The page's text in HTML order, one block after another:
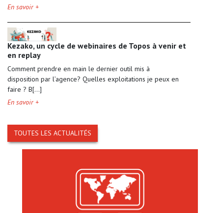
En savoir +
Kezako, un cycle de webinaires de Topos à venir et
en replay
Comment prendre en main le dernier outil mis à
disposition par l’agence? Quelles exploitations je peux en
faire ? B[...]
En savoir +
TOUTES LES ACTUALITÉS